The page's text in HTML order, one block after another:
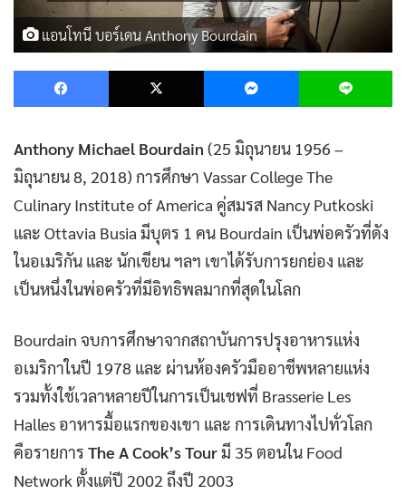
แอนโทนี บอร์เดน Anthony Bourdain
Facebook X Messenger
Anthony Michael Bourdain (25 มิถุนายน 1956 –
มิถุนายน 8, 2018) การศึกษา Vassar College The
Culinary Institute of America คู่สมรส Nancy Putkoski
และ Ottavia Busia มีบุตร 1 คน Bourdain เป็นพ่อครัวที่ดัง
ในอเมริกัน และ นักเขียน ฯลฯ เขาได้รับการยกย่อง และ
เป็นหนึ่งในพ่อครัวที่มีอิทธิพลมากที่สุดในโลก
Bourdain จบการศึกษาจากสถาบันการปรุงอาหารแห่ง
อเมริกาในปี 1978 และ ผ่านห้องครัวมืออาชีพหลายแห่ง
รวมทั้งใช้เวลาหลายปีในการเป็นเชฟที่ Brasserie Les
Halles อาหารมื้อแรกของเขา และ การเดินทางไปทั่วโลก
คือรายการ The A Cook’s Tourมี 35 ตอนใน Food
Network ตั้งแต่ปี 2002 ถึงปี 2003